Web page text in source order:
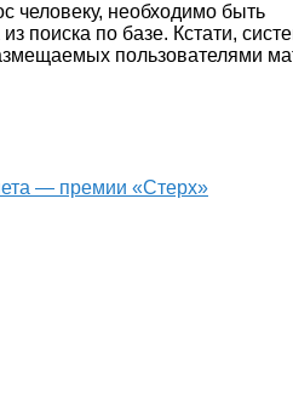
человеку, необходимо быть
поиска по базе. Кстати,
пользователями
— премии «Стерх»